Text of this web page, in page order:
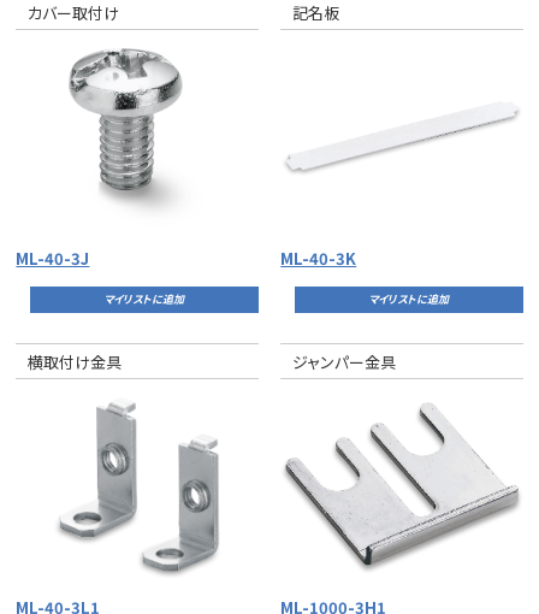
カバー取付け
ML-40-3J
マイリストに追加
記名板
ML-40-3K
マイリストに追加
横取付け金具
ML-40-3L1
ジャンパー金具
ML-1000-3H1